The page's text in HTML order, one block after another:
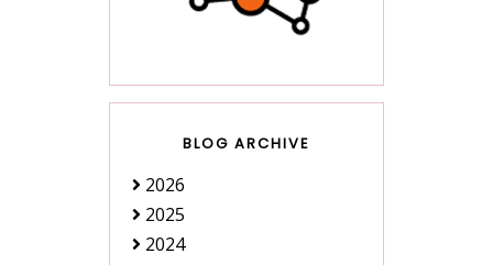
BLOG ARCHIVE
2026
2025
2024